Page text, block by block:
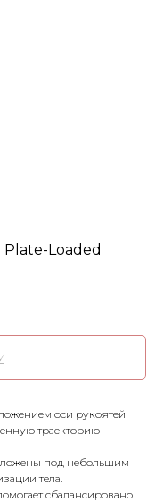
Plate-Loaded
оси рукоятей
траекторию
под небольшим
тела.
сбалансировано